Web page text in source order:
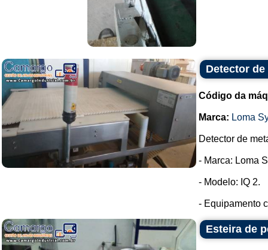
Detector
Código da
Marca: Loma
Detector de
- Marca: Loma
- Modelo: IQ 2.
- Equipamento
Esteira de